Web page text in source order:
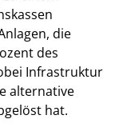
die
des
Infrastruktur
alternative
hat.